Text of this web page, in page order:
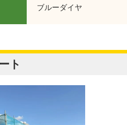
ブルーダイヤ
ト